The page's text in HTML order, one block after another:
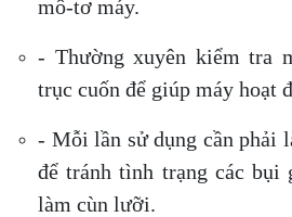
mô-tơ máy.
- Thường xuyên kiểm tra
trục cuốn để giúp máy hoạt
- Mỗi lần sử dụng cần phải
để tránh tình trạng các bụi
làm cùn lưỡi.